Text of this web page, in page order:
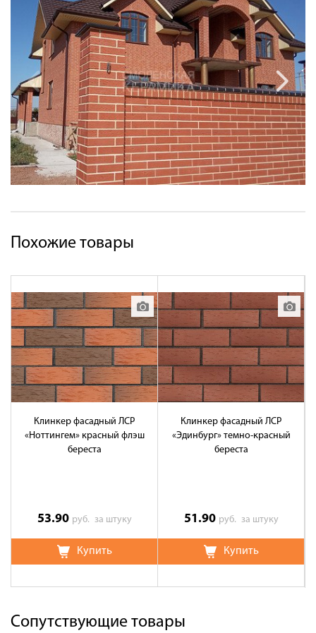
Похожие товары
Клинкер фасадный ЛСР
«Ноттингем» красный флэш
береста
53.90 руб. за штуку
Купить
Клинкер фасадный ЛСР
«Эдинбург» темно-красный
береста
51.90 руб. за штуку
Купить
Сопутствующие товары